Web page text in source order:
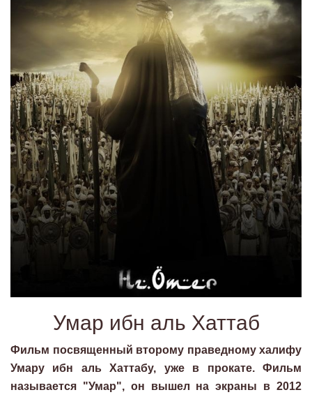
Умар ибн аль Хаттаб
Фильм посвященный второму праведному халифу
Умару ибн аль Хаттабу, уже в прокате. Фильм
называется "Умар", он вышел на экраны в 2012